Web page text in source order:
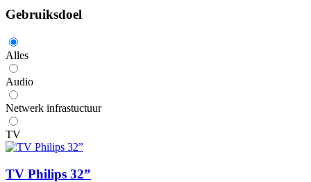
Gebruiksdoel
Alles
Audio
Netwerk infrastuctuur
TV
TV Philips 32”